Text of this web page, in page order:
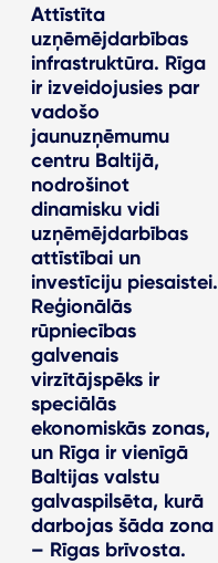
Attīstīta
uzņēmējdarbības
infrastruktūra. Rīga
ir izveidojusies par
vadošo
jaunuzņēmumu
centru Baltijā,
nodrošinot
dinamisku vidi
uzņēmējdarbības
attīstībai un
investīciju piesaistei.
Reģionālās
rūpniecības
galvenais
virzītājspēks ir
speciālās
ekonomiskās zonas,
un Rīga ir vienīgā
Baltijas valstu
galvaspilsēta, kurā
darbojas šāda zona
– Rīgas brīvosta.